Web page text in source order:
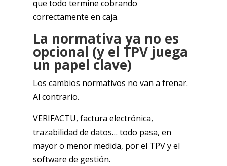
que todo termine cobrando
correctamente en caja.
La normativa ya no es
opcional (y el TPV juega
un papel clave)
Los cambios normativos no van a frenar.
Al contrario.
VERIFACTU, factura electrónica,
trazabilidad de datos… todo pasa, en
mayor o menor medida, por el TPV y el
software de gestión.